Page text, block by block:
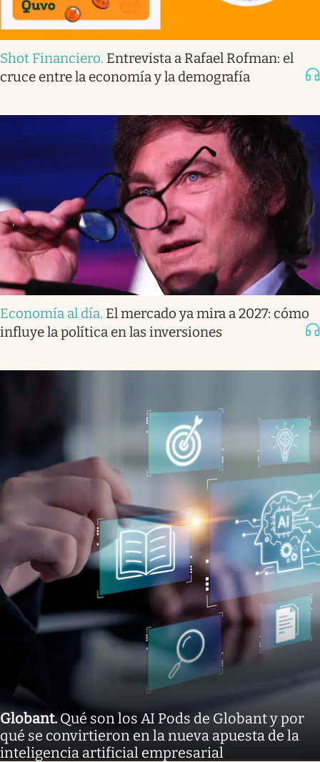
Shot Financiero. Entrevista a Rafael Rofman: el
cruce entre la economía y la demografía
Economía al día. El mercado ya mira a 2027: cómo
influye la política en las inversiones
Globant.Qué son los AI Pods de Globant y por
qué se convirtieron en la nueva apuesta de la
inteligencia artificial empresarial